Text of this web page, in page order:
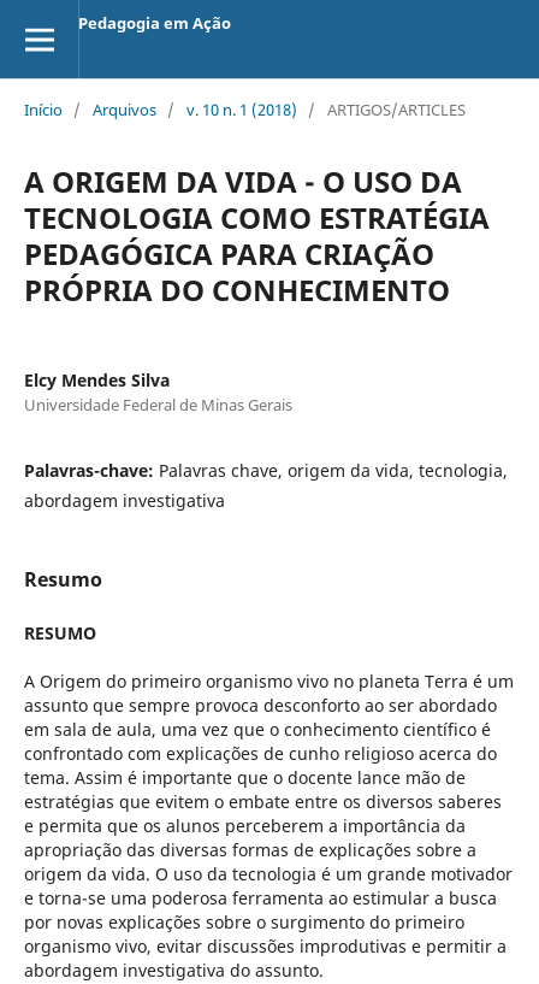
Pedagogia em Ação
Início / Arquivos / v. 10 n. 1 (2018) / ARTIGOS/ARTICLES
A ORIGEM DA VIDA - O USO DA
TECNOLOGIA COMO ESTRATÉGIA
PEDAGÓGICA PARA CRIAÇÃO
PRÓPRIA DO CONHECIMENTO
Elcy Mendes Silva
Universidade Federal de Minas Gerais
Palavras-chave: Palavras chave, origem da vida, tecnologia,
abordagem investigativa
Resumo
RESUMO
A Origem do primeiro organismo vivo no planeta Terra é um
assunto que sempre provoca desconforto ao ser abordado
em sala de aula, uma vez que o conhecimento científico é
confrontado com explicações de cunho religioso acerca do
tema. Assim é importante que o docente lance mão de
estratégias que evitem o embate entre os diversos saberes
e permita que os alunos perceberem a importância da
apropriação das diversas formas de explicações sobre a
origem da vida. O uso da tecnologia é um grande motivador
e torna-se uma poderosa ferramenta ao estimular a busca
por novas explicações sobre o surgimento do primeiro
organismo vivo, evitar discussões improdutivas e permitir a
abordagem investigativa do assunto.